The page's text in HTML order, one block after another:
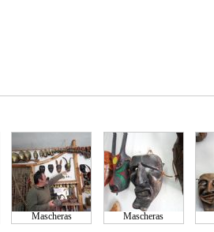
Mascheras Mascheras